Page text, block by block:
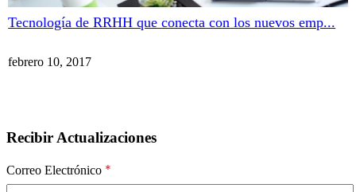
Tecnología de RRHH que conecta con los nuevos emp...
febrero 10, 2017
Recibir Actualizaciones
Correo Electrónico *